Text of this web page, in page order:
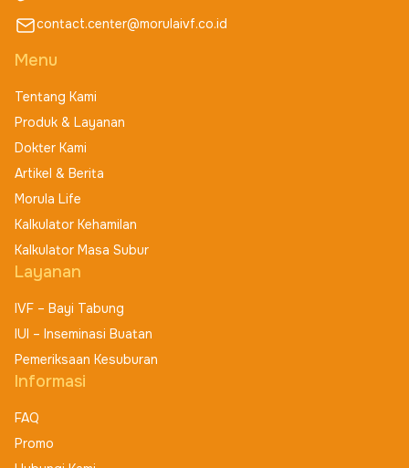
contact.center@morulaivf.co.id
Menu
Tentang Kami
Produk & Layanan
Dokter Kami
Artikel & Berita
Morula Life
Kalkulator Kehamilan
Kalkulator Masa Subur
Layanan
IVF – Bayi Tabung
IUI – Inseminasi Buatan
Pemeriksaan Kesuburan
Informasi
FAQ
Promo